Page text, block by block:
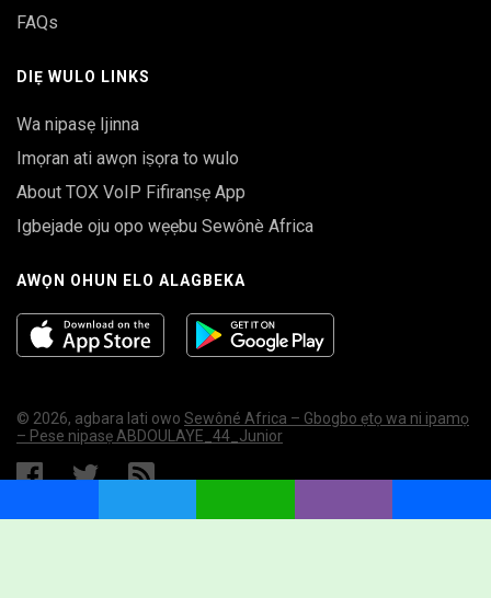
FAQs
DIẸ WULO LINKS
Wa nipasẹ Ijinna
Imọran ati awọn iṣọra to wulo
About TOX VoIP Fifiranṣẹ App
Igbejade oju opo wẹẹbu Sewônè Africa
AWỌN OHUN ELO ALAGBEKA
© 2026, agbara lati owo Sewôné Africa – Gbogbo ẹtọ wa ni ipamọ
– Pese nipasẹ ABDOULAYE_44_Junior